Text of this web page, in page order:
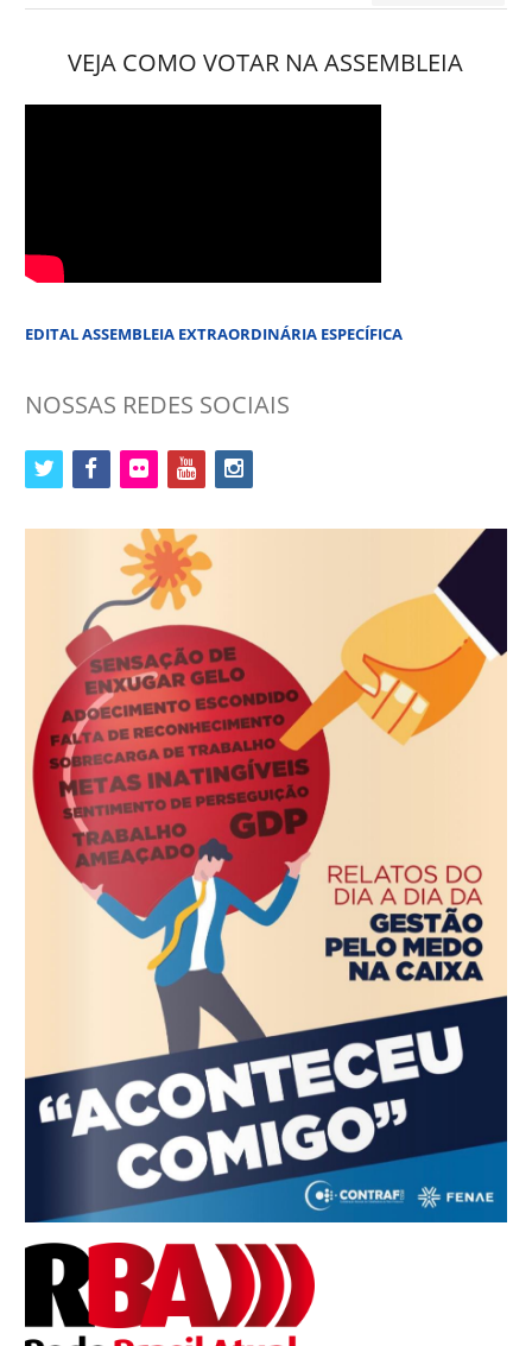
VEJA COMO VOTAR NA ASSEMBLEIA
EDITAL ASSEMBLEIA EXTRAORDINÁRIA ESPECÍFICA
NOSSAS REDES SOCIAIS
twitter facebookflickr youtubeinstagram